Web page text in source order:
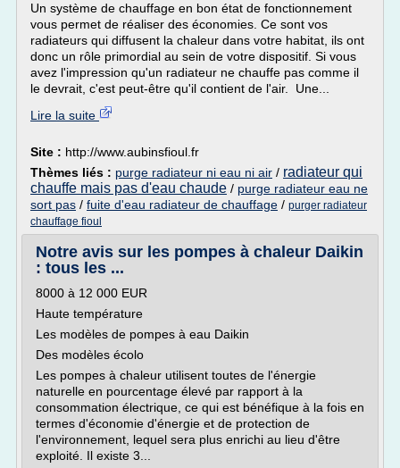
Un système de chauffage en bon état de fonctionnement
vous permet de réaliser des économies. Ce sont vos
radiateurs qui diffusent la chaleur dans votre habitat, ils ont
donc un rôle primordial au sein de votre dispositif. Si vous
avez l'impression qu'un radiateur ne chauffe pas comme il
le devrait, c'est peut-être qu'il contient de l'air. Une...
Lire la suite
Site : http://www.aubinsfioul.fr
Thèmes liés : purge radiateur ni eau ni air / radiateur qui
chauffe mais pas d'eau chaude / purge radiateur eau ne
sort pas / fuite d'eau radiateur de chauffage / purger radiateur
chauffage fioul
Notre avis sur les pompes à chaleur Daikin
: tous les ...
8000 à 12 000 EUR
Haute température
Les modèles de pompes à eau Daikin
Des modèles écolo
Les pompes à chaleur utilisent toutes de l'énergie
naturelle en pourcentage élevé par rapport à la
consommation électrique, ce qui est bénéfique à la fois en
termes d'économie d'énergie et de protection de
l'environnement, lequel sera plus enrichi au lieu d'être
exploité. Il existe 3...